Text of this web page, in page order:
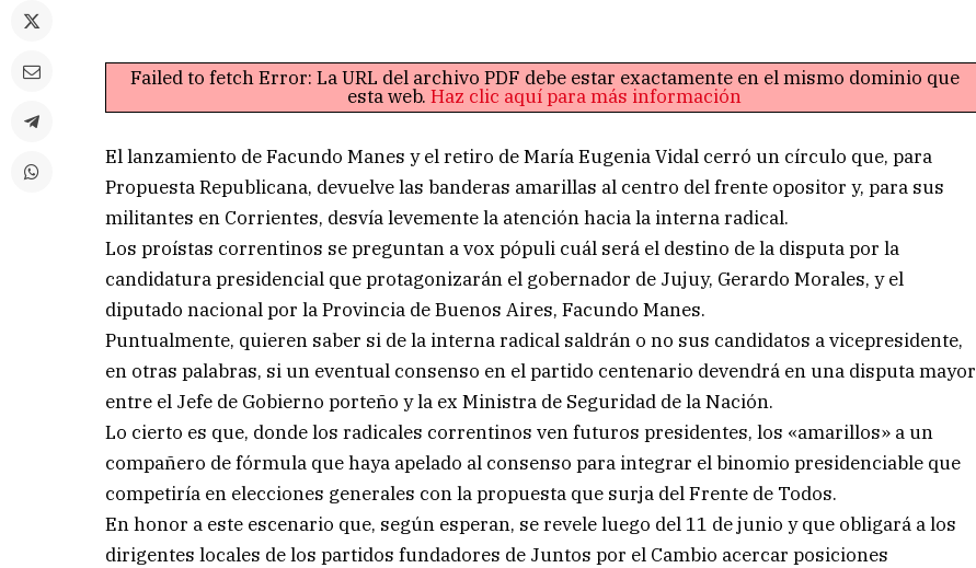
Failed to fetch Error: La URL del archivo PDF debe estar exactamente en el mismo dominio que
esta web. Haz clic aquí para más información
El lanzamiento de Facundo Manes y el retiro de María Eugenia Vidal cerró un círculo que, para
Propuesta Republicana, devuelve las banderas amarillas al centro del frente opositor y, para sus
militantes en Corrientes, desvía levemente la atención hacia la interna radical.
Los proístas correntinos se preguntan a vox pópuli cuál será el destino de la disputa por la
candidatura presidencial que protagonizarán el gobernador de Jujuy, Gerardo Morales, y el
diputado nacional por la Provincia de Buenos Aires, Facundo Manes.
Puntualmente, quieren saber si de la interna radical saldrán o no sus candidatos a vicepresidente,
en otras palabras, si un eventual consenso en el partido centenario devendrá en una disputa mayor
entre el Jefe de Gobierno porteño y la ex Ministra de Seguridad de la Nación.
Lo cierto es que, donde los radicales correntinos ven futuros presidentes, los «amarillos» a un
compañero de fórmula que haya apelado al consenso para integrar el binomio presidenciable que
competiría en elecciones generales con la propuesta que surja del Frente de Todos.
En honor a este escenario que, según esperan, se revele luego del 11 de junio y que obligará a los
dirigentes locales de los partidos fundadores de Juntos por el Cambio acercar posiciones